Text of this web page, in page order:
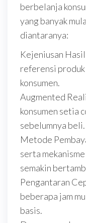
berbelanja
yang banyak
diantaranya:
Kejeniusan
referensi
konsumen.
Augmented
konsumen setia
sebelumnya beli.
Metode
serta
semakin
Pengantaran
beberapa jam
basis.